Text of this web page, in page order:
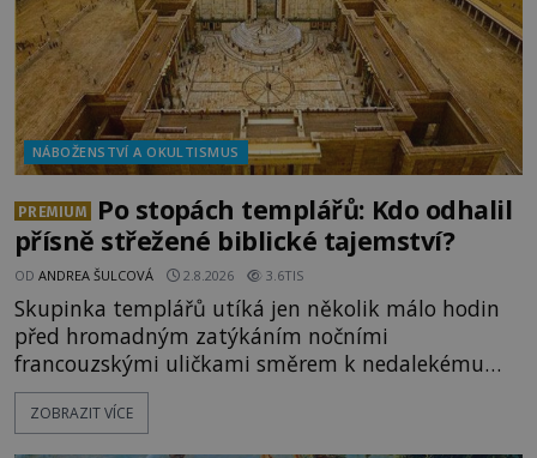
NÁBOŽENSTVÍ A OKULTISMUS
PREMIUM
Po stopách templářů: Kdo odhalil
přísně střežené biblické tajemství?
OD ANDREA ŠULCOVÁ 2.8.2026 3.6TIS
Skupinka templářů utíká jen několik málo hodin
před hromadným zatýkáním nočními
francouzskými uličkami směrem k nedalekému
přístavu. Jeden z nich má přes ramena ranec s
tajemným obsahem. Kapitán lodi už na ně čeká.
ZOBRAZIT VÍCE